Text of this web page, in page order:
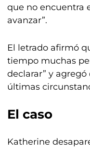
que no encuentra
avanzar”.
El letrado afirmó
tiempo muchas
declarar” y agregó
últimas
El caso
Katherine